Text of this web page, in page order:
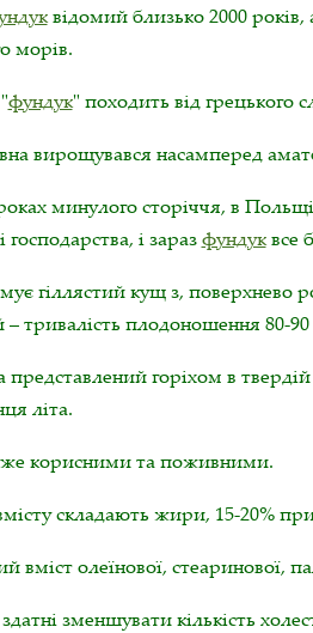
відомий близько 2000
морів.
фундук" походить від грецького
вирощувався насамперед
минулого сторіччя, в
господарства, і заразфундуквсе
гіллястий кущ з,
– тривалість плодоношення 80-90
представлений горіхом в
літа.
корисними та поживними.
складають жири, 15-20%
вміст олеїнової, стеаринової,
зменшувати кількість